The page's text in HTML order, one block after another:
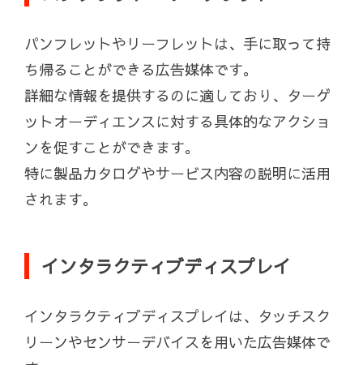
パンフレットやリーフレットは、手に取って持
ち帰ることができる広告媒体です。
詳細な情報を提供するのに適しており、ターゲ
ットオーディエンスに対する具体的なアクショ
ンを促すことができます。
特に製品カタログやサービス内容の説明に活用
されます。
インタラクティブディスプレイ
インタラクティブディスプレイは、タッチスク
リーンやセンサーデバイスを用いた広告媒体で